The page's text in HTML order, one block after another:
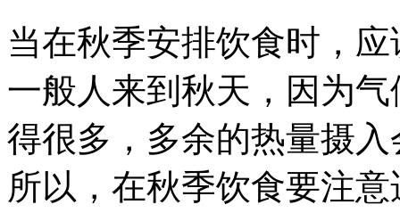
当在秋季安排饮食时，
一般人来到秋天，因为
得很多，多余的热量摄
所以，在秋季饮食要注